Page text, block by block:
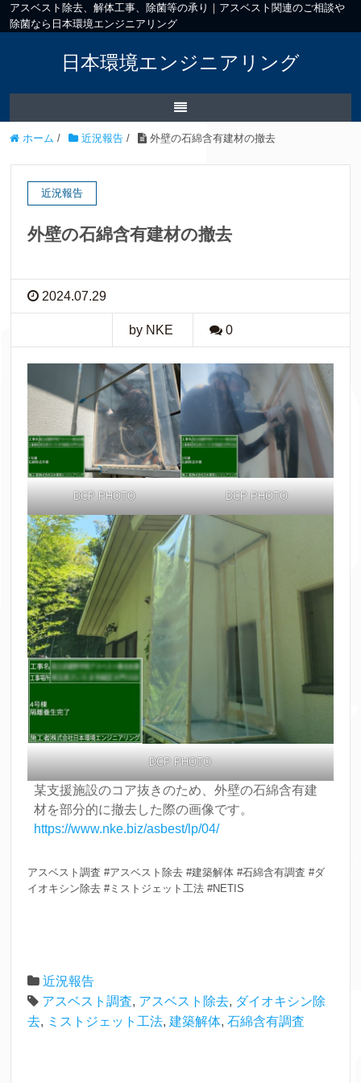
アスベスト除去、解体工事、除菌等の承り｜アスベスト関連のご相談や
除菌なら日本環境エンジニアリング
日本環境エンジニアリング
ホーム / 近況報告 / 外壁の石綿含有建材の撤去
近況報告
外壁の石綿含有建材の撤去
2024.07.29
by NKE 0
DCP PHOTO DCP PHOTO
DCP PHOTO
某支援施設のコア抜きのため、外壁の石綿含有建
材を部分的に撤去した際の画像です。
https://www.nke.biz/asbest/lp/04/
アスベスト調査 #アスベスト除去 #建築解体 #石綿含有調査 #ダ
イオキシン除去 #ミストジェット工法 #NETIS
近況報告
アスベスト調査, アスベスト除去, ダイオキシン除
去, ミストジェット工法,建築解体,石綿含有調査